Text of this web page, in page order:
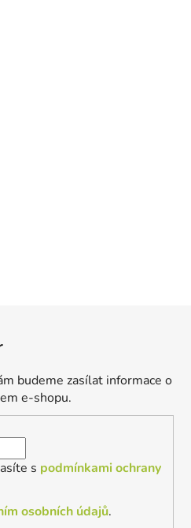
budeme zasílat informace o
e-shopu.
s podmínkami ochrany
osobních údajů.